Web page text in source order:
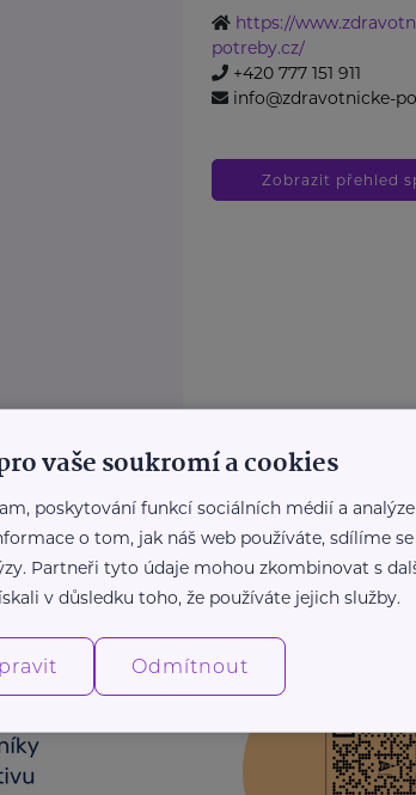
https://
potreby.cz/
+420 777 151 911
info@zdravotnicke-
Zobrazit přehled
vaše soukromí a cookies
poskytování funkcí sociálních médií a
o tom, jak náš web používáte, sdílíme
Partneři tyto údaje mohou zkombinovat s
v důsledku toho, že používáte jejich služby.
Odmítnout